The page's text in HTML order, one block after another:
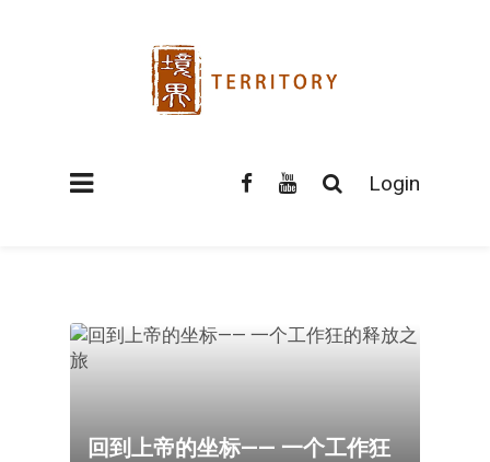
Login
回到上帝的坐标—— 一个工作狂